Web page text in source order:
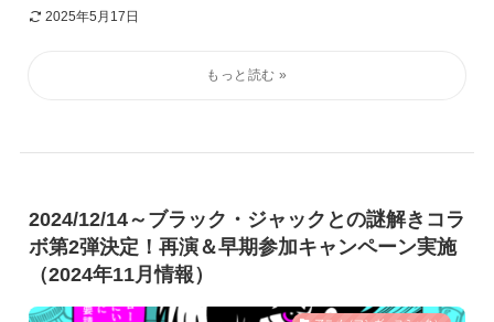
2025年5月17日
2024/12/14～ブラック・ジャックとの謎解きコラ
ボ第2弾決定！再演＆早期参加キャンペーン実施
（2024年11月情報）